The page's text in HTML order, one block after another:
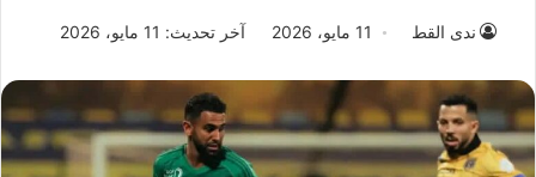
ندى القط 11 مايو، 2026 آخر تحديث: 11 مايو، 2026